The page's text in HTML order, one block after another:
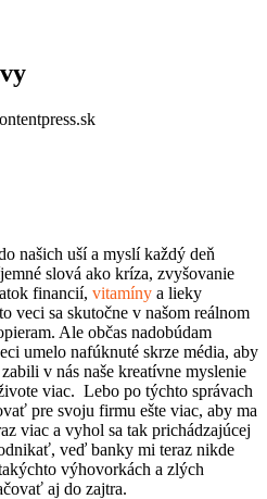
našich uší a myslí každý deň
slová ako kríza, zvyšovanie
financií, vitamíny a lieky
veci sa skutočne v našom reálnom
Ale občas nadobúdam
umelo nafúknuté skrze média, aby
v nás naše kreatívne myslenie
viac. Lebo po týchto správach
pre svoju firmu ešte viac, aby ma
viac a vyhol sa tak prichádzajúcej
veď banky mi teraz nikde
výhovorkách a zlých
aj do zajtra.